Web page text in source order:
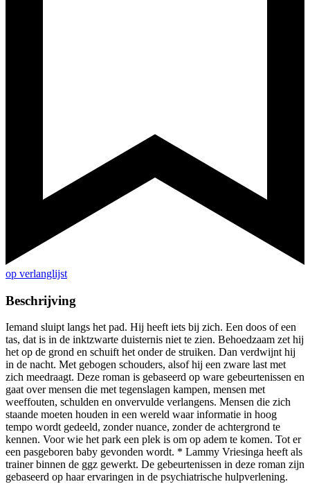
op verlanglijst
Beschrijving
Iemand sluipt langs het pad. Hij heeft iets bij zich. Een doos of een
tas, dat is in de inktzwarte duisternis niet te zien. Behoedzaam zet hij
het op de grond en schuift het onder de struiken. Dan verdwijnt hij
in de nacht. Met gebogen schouders, alsof hij een zware last met
zich meedraagt. Deze roman is gebaseerd op ware gebeurtenissen en
gaat over mensen die met tegenslagen kampen, mensen met
weeffouten, schulden en onvervulde verlangens. Mensen die zich
staande moeten houden in een wereld waar informatie in hoog
tempo wordt gedeeld, zonder nuance, zonder de achtergrond te
kennen. Voor wie het park een plek is om op adem te komen. Tot er
een pasgeboren baby gevonden wordt. * Lammy Vriesinga heeft als
trainer binnen de ggz gewerkt. De gebeurtenissen in deze roman zijn
gebaseerd op haar ervaringen in de psychiatrische hulpverlening.